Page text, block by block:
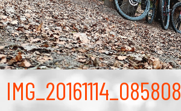
IMG_20161114_085808